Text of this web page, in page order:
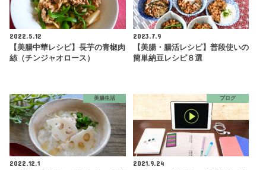
2022.5.12
【美腸中華レシピ】長芋の青椒肉
絲（チンジャオロース）
2023.7.9
【美腸・腸活レシピ】普段使いの
簡単納豆レシピ８選
美腸生活
2022.12.1
ブログ
2021.9.24